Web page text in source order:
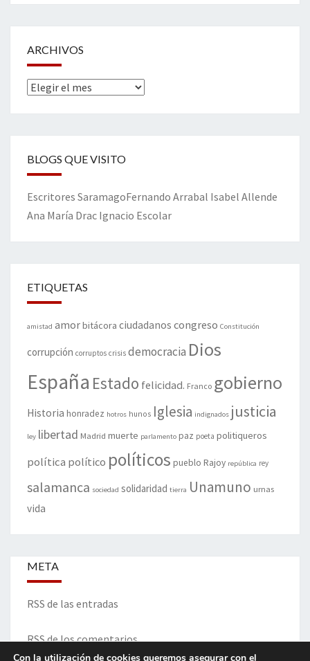
ARCHIVOS
Archivos
BLOGS QUE VISITO
Escritores SaramagoFernando Arrabal Isabel Allende
Ana María Drac Ignacio Escolar
ETIQUETAS
amistad amorbitácora ciudadanos congreso Constitución
corrupción corruptos crisis democracia Dios
España Estado felicidad. Franco gobierno
Historia honradez hotros hunos Iglesia indignados justicia
ley libertad Madrid muerte parlamento paz poeta politiqueros
política político políticos pueblo Rajoy república rey
salamanca sociedad solidaridad tierra Unamuno urnas
vida
META
RSS de las entradas
RSS de los comentarios
Con la utilización de cookies queremos asegurar con el